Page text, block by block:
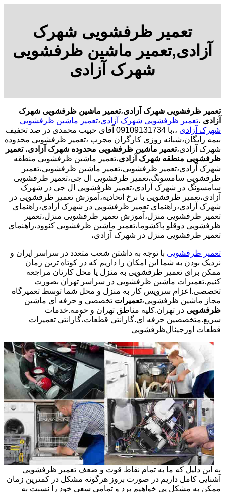
تعمیر ظرفشویی شهرک
آزادی,تعمیر ماشین ظرفشویی
شهرک آزادی
تعمیر ظرفشویی شهرک آزادی،تعمیر ماشین ظرفشویی شهرک
آزادی ،تعمیر ظرفشویی شهرک آزادی،تعمیر ماشین ظرفشویی
شهرک آزادی ،،با
09109131734 آقای حبیب محمدی در صد تخفیف
بیمه رایگان،شبانه روزی کارگران مجرب ،تعمیر ظرفشویی محدوده
شهرک آزادی،تعمیر ماشین ظرفشویی محدوده شهرک آزادی، تعمیر
ظرفشویی منطقه شهرک آزادی،تعمیر ماشین ظرفشویی منطقه
شهرک آزادی،تعمیر ظرفشویی،تعمیر ماشین ظرفشویی،تعمیر
ظرفشویی سامسونگ،تعمیر ظرفشویی ال جی،تعمیر ظرفشویی
سامسونگ در شهرک آزادی،تعمیر ظرفشویی ال جی در شهرک
آزادی،تعمیر ظرفشویی با نرخ اتحادیه،آموزش تعمیر ظرفشویی در
شهرک آزادی،راهنمای تعمیر ظرفشویی در شهرک آزادی،راهنمای
تعمیر ظرفشویی منزل،آموزش تعمیر ظرفشویی منزل،تعمیر
ظرفشویی دوقلو پاکشوما،تعمیر ماشین ظرفشویی کنوود،راهنمای
تعمیر ظرفشویی منزل در شهرک آزادی،
تعمیر ظرفشویی با توجه به داشتن شعب متعدد در سراسر ایران و
نزدیک بودن به شما این امکان را داریم که در کوتاه ترین زمان
ممکن برای تعمیر ظرفشویی به منزل یا محل کارتان مراجعه
کنیم.تعمیرات ماشین ظرفشویی در سراسر تهران بصورت
تخصصی.اعزام سرویس کار به منزل و محل شما توسط تعمیرگاه
مجاز ماشین ظرفشویی،تعمیرات تخصصی و حرفه ای ماشین
ظرفشویی در تهران.کلیه مناطق تهران و حومه.خدمات
سریع.متخصصین حرفه ای.گارانتی قطعات،گارانتی تعمیرات
قطعات اورجینالظرفشویی
به این دلیل که ما به تمام نقاط قوت و ضعف تعمیر ظرفشویی
آشنایی کامل داریم در صورت بروز هرگونه مشکل در کمترین زمان
ممکن به مشکل پی خواهیم برد و تمامی سعی خود را نسبت به